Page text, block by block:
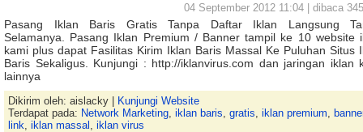
04 September 2012 11:04 | dibaca
Pasang Iklan Baris Gratis Tanpa Daftar Iklan Langsung
Selamanya. Pasang Iklan Premium / Banner tampil ke 10 website
kami plus dapat Fasilitas Kirim Iklan Baris Massal Ke Puluhan Situs
Baris Sekaligus. Kunjungi : http://iklanvirus.com dan jaringan iklan
lainnya
Dikirim oleh: aislacky |
Kunjungi Website
Terdapat pada: Network Marketing, iklan baris, gratis, iklan premium,
link, iklan massal , iklan virus